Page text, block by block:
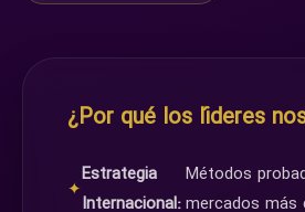
¿Por qué los líderes
✦
Estrategia
Internacional:
Métodos
mercados